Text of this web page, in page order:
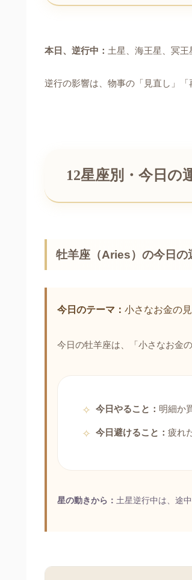
本日、逆行中： 土星、海王星、冥王
逆行の影響は、物事の「見直し」「
12星座別・今日の
牡羊座（Aries）の今日の
今日のテーマ： 小さなお金の
今日の牡羊座は、「小さなお金
今日やること： 明細か
今日避けること： 疲れ
星の動きから： 土星逆行中は、途